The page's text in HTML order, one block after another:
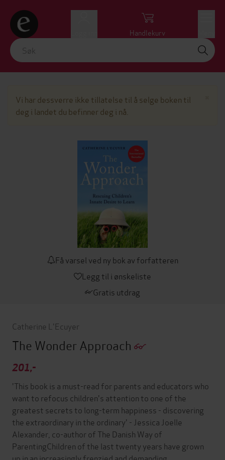
Handlekurv
Vi har dessverre ikke tillatelse til å selge boken til
deg i landet du befinner deg i nå.
Få varsel ved ny bok av forfatteren
Legg til i ønskeliste
Gratis utdrag
Catherine L'Ecuyer
The Wonder Approach
201,-
'This book is a must-read for parents and educators who
want to refocus children's attention to one of the
greatest secrets to long-term happiness - discovering
the extraordinary in the ordinary' - Jessica Joelle
Alexander, co-author of The Danish Way of
ParentingChildren of the last twenty years have grown